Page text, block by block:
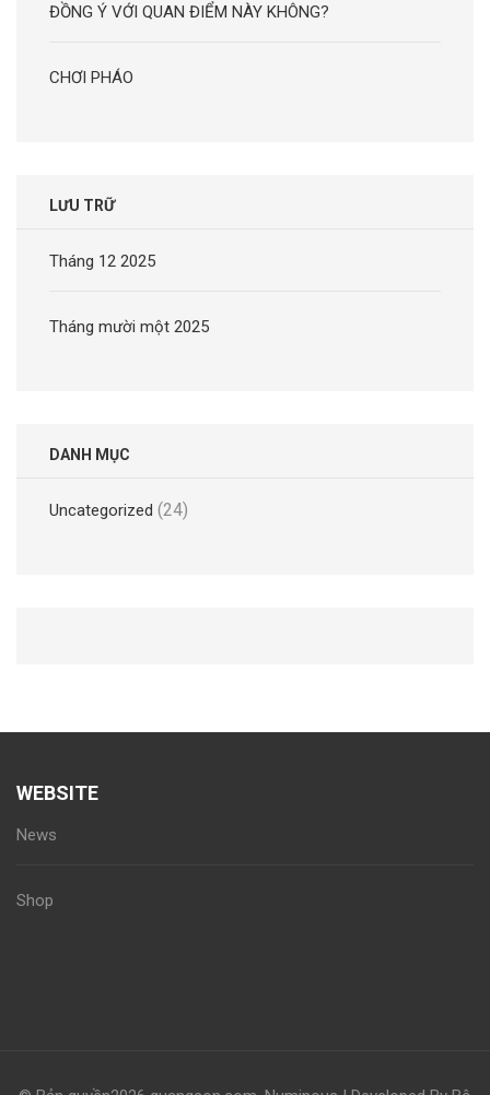
ĐỒNG Ý VỚI QUAN ĐIỂM NÀY KHÔNG?
CHƠI PHÁO
LƯU TRỮ
Tháng 12 2025
Tháng mười một 2025
DANH MỤC
Uncategorized (24)
WEBSITE
News
Shop